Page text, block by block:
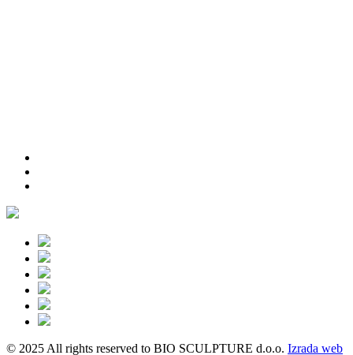
© 2025 All rights reserved to BIO SCULPTURE d.o.o. Izrada web